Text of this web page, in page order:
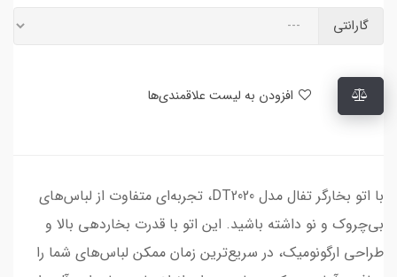
گارانتی
با اتو بخارگر تفال مدل DT2020، تجربه‌ای متفاوت از لباس‌های
بی‌چروک و نو داشته باشید. این اتو با قدرت بخاردهی بالا و
طراحی ارگونومیک، در سریع‌ترین زمان ممکن لباس‌های شما را